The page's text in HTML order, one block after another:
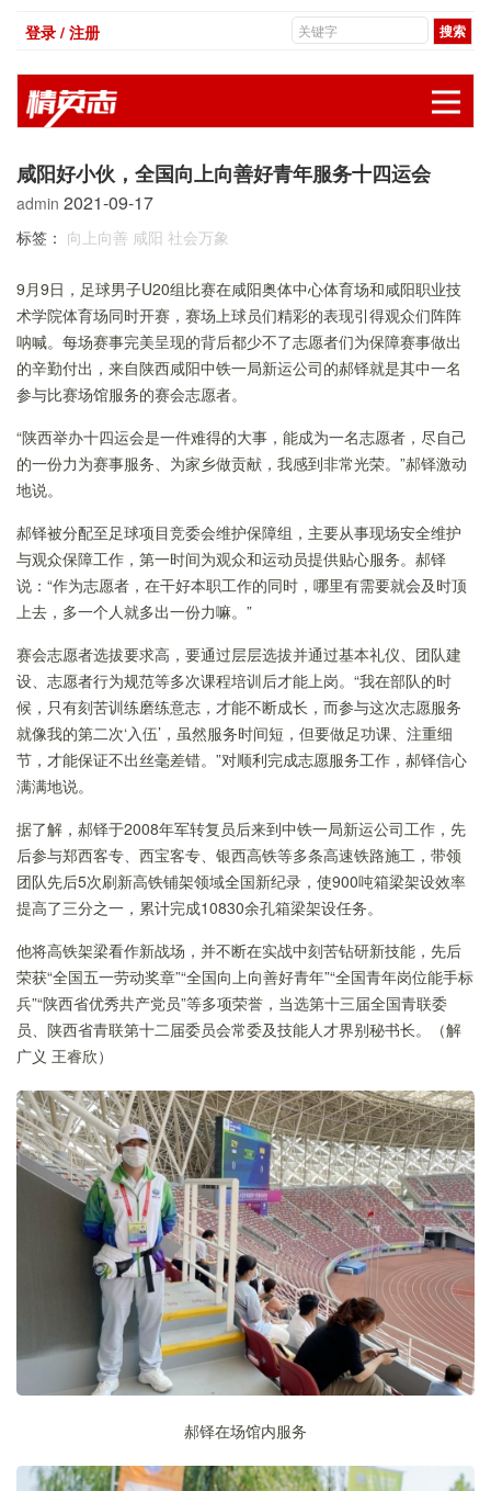
登录 / 注册
咸阳好小伙，全国向上向善好青年服务十四运会
admin 2021-09-17
标签： 向上向善 咸阳 社会万象
9月9日，足球男子U20组比赛在咸阳奥体中心体育场和咸阳职业技
术学院体育场同时开赛，赛场上球员们精彩的表现引得观众们阵阵
呐喊。每场赛事完美呈现的背后都少不了志愿者们为保障赛事做出
的辛勤付出，来自陕西咸阳中铁一局新运公司的郝铎就是其中一名
参与比赛场馆服务的赛会志愿者。
“陕西举办十四运会是一件难得的大事，能成为一名志愿者，尽自己
的一份力为赛事服务、为家乡做贡献，我感到非常光荣。”郝铎激动
地说。
郝铎被分配至足球项目竞委会维护保障组，主要从事现场安全维护
与观众保障工作，第一时间为观众和运动员提供贴心服务。郝铎
说：“作为志愿者，在干好本职工作的同时，哪里有需要就会及时顶
上去，多一个人就多出一份力嘛。”
赛会志愿者选拔要求高，要通过层层选拔并通过基本礼仪、团队建
设、志愿者行为规范等多次课程培训后才能上岗。“我在部队的时
候，只有刻苦训练磨练意志，才能不断成长，而参与这次志愿服务
就像我的第二次‘入伍’，虽然服务时间短，但要做足功课、注重细
节，才能保证不出丝毫差错。”对顺利完成志愿服务工作，郝铎信心
满满地说。
据了解，郝铎于2008年军转复员后来到中铁一局新运公司工作，先
后参与郑西客专、西宝客专、银西高铁等多条高速铁路施工，带领
团队先后5次刷新高铁铺架领域全国新纪录，使900吨箱梁架设效率
提高了三分之一，累计完成10830余孔箱梁架设任务。
他将高铁架梁看作新战场，并不断在实战中刻苦钻研新技能，先后
荣获“全国五一劳动奖章”“全国向上向善好青年”“全国青年岗位能手标
兵”“陕西省优秀共产党员”等多项荣誉，当选第十三届全国青联委
员、陕西省青联第十二届委员会常委及技能人才界别秘书长。（解
广义 王睿欣）
郝铎在场馆内服务